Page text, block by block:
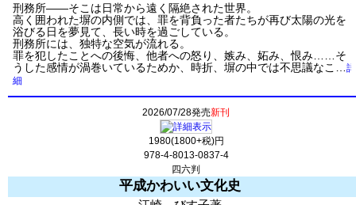
刑務所――そこは日常から遠く隔絶された世界。
高く囲われた塀の内側では、罪を背負った者たちが再び太陽の光を
浴びる日を夢見て、長い時を過ごしている。
刑務所には、独特な空気が流れる。
罪を犯したことへの後悔、他者への怒り、嫉み、妬み、恨み……そ
うした感情が渦巻いているためか、時折、塀の中では不思議なこ… 詳
細
2026/07/28発売新刊
1980(1800+税)円
978-4-8013-0837-4
四六判
平成かわいい文化史